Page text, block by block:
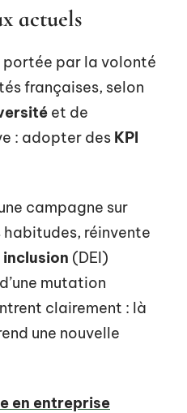
actuels
portée par la volonté
françaises, selon
et de
: adopter des KPI
campagne sur
habitudes, réinvente
(DEI)
mutation
clairement : là
une nouvelle
en entreprise